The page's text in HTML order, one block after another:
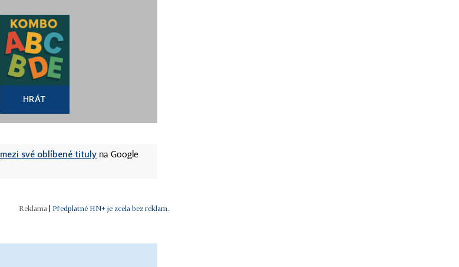
HRÁT
mezi své oblíbené tituly na Google
| Předplatné HN+ je zcela bez reklam.